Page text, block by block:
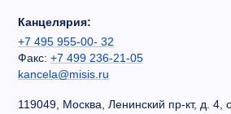
Канцелярия:
+7 495 955-00- 32
Факс: +7 499 236-21-05
kancela@misis.ru
119049, Москва, Ленинский пр-кт, д. 4,